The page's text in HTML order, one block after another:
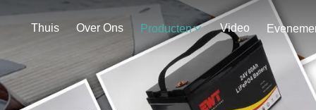
Thuis Over Ons Producten Video